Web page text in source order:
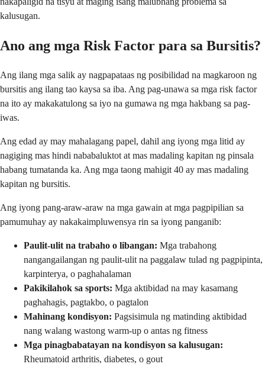
kalusugan.
Ano ang mga Risk Factor para sa Bursitis?
Ang ilang mga salik ay nagpapataas ng posibilidad na magkaroon ng
bursitis ang ilang tao kaysa sa iba. Ang pag-unawa sa mga risk factor
na ito ay makakatulong sa iyo na gumawa ng mga hakbang sa pag-
iwas.
Ang edad ay may mahalagang papel, dahil ang iyong mga litid ay
nagiging mas hindi nababaluktot at mas madaling kapitan ng pinsala
habang tumatanda ka. Ang mga taong mahigit 40 ay mas madaling
kapitan ng bursitis.
Ang iyong pang-araw-araw na mga gawain at mga pagpipilian sa
pamumuhay ay nakakaimpluwensya rin sa iyong panganib:
Paulit-ulit na trabaho o libangan: Mga trabahong
nangangailangan ng paulit-ulit na paggalaw tulad ng pagpipinta,
karpinterya, o paghahalaman
Pakikilahok sa sports: Mga aktibidad na may kasamang
paghahagis, pagtakbo, o pagtalon
Mahinang kondisyon: Pagsisimula ng matinding aktibidad
nang walang wastong warm-up o antas ng fitness
Mga pinagbabatayan na kondisyon sa kalusugan:
Rheumatoid arthritis, diabetes, o gout